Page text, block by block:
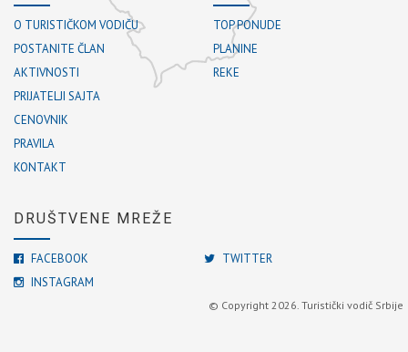
O TURISTIČKOM VODIČU
POSTANITE ČLAN
AKTIVNOSTI
PRIJATELJI SAJTA
CENOVNIK
PRAVILA
KONTAKT
TOP PONUDE
PLANINE
REKE
DRUŠTVENE MREŽE
FACEBOOK
TWITTER
INSTAGRAM
© Copyright 2026. Turistički vodič Srbije